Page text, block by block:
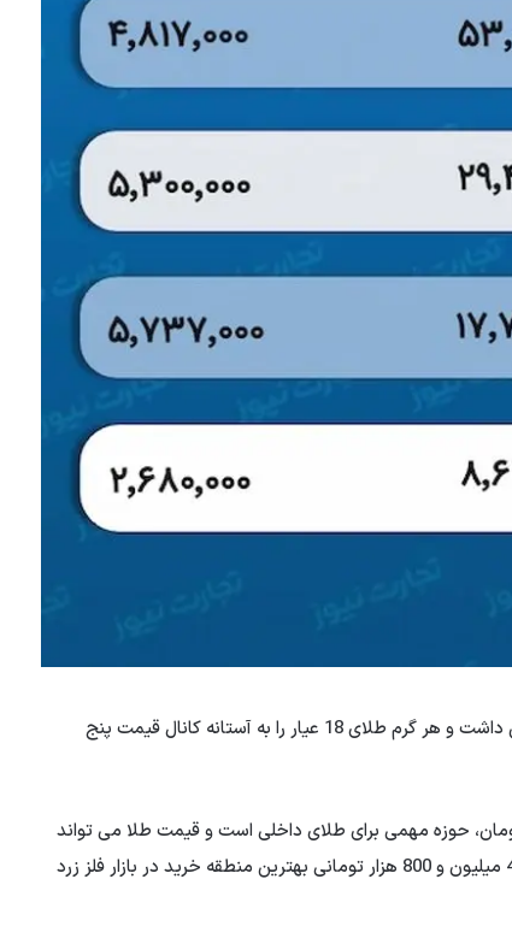
روند صعودی قیمت در بازار طلا بین 10 تا 200 هزار تومان تلرانس داشت و هر گرم طلای 18 عیار را به آستانه کانال قیمت پنج
اقتصادی بر این باورند که محدوده 4900 تا 5000000 تومان، حوزه مهمی برای طلای داخلی است و قیمت طلا می تواند
تا 5 میلیون و 160 هزار تومان نیز افزایش یابد. می گویند منطقه 4 میلیون و 800 هزار تومانی بهترین منطقه خرید در بازار فلز زرد